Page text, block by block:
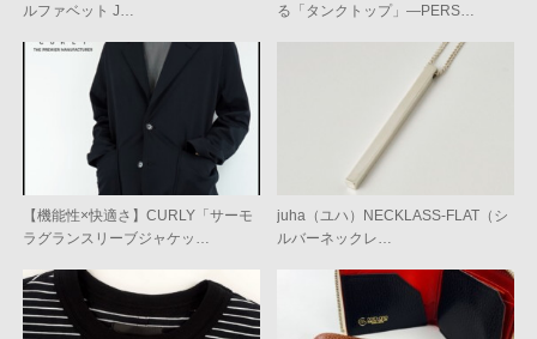
ルファベット J…
る「タンクトップ」—PERS…
【機能性×快適さ】CURLY「サーモ
ラグランスリーブジャケッ…
juha（ユハ）NECKLASS-FLAT（シ
ルバーネックレ…